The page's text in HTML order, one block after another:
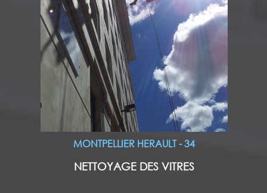
MONTPELLIER HERAULT - 34
NETTOYAGE DES VITRES